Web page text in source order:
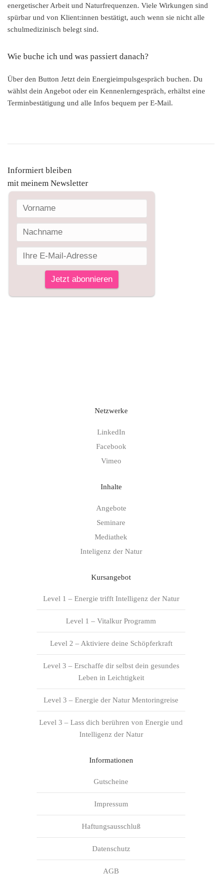
energetischer Arbeit und Naturfrequenzen. Viele Wirkungen sind
spürbar und von Klient:innen bestätigt, auch wenn sie nicht alle
schulmedizinisch belegt sind.
Wie buche ich und was passiert danach?
Über den Button Jetzt dein Energieimpulsgespräch buchen. Du
wählst dein Angebot oder ein Kennenlerngespräch, erhältst eine
Terminbestätigung und alle Infos bequem per E-Mail.
Informiert bleiben
mit meinem Newsletter
Netzwerke
LinkedIn
Facebook
Vimeo
Inhalte
Angebote
Seminare
Mediathek
Inteligenz der Natur
Kursangebot
Level 1 – Energie trifft Intelligenz der Natur
Level 1 – Vitalkur Programm
Level 2 – Aktiviere deine Schöpferkraft
Level 3 – Erschaffe dir selbst dein gesundes
Leben in Leichtigkeit
Level 3 – Energie der Natur Mentoringreise
Level 3 – Lass dich berühren von Energie und
Intelligenz der Natur
Informationen
Gutscheine
Impressum
Haftungsausschluß
Datenschutz
AGB